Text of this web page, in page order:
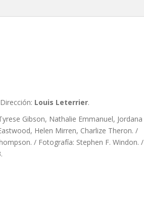
Louis Leterrier.
Gibson, Nathalie Emmanuel, Jordana
Helen Mirren, Charlize Theron. /
/ Fotografía: Stephen F. Windon. /